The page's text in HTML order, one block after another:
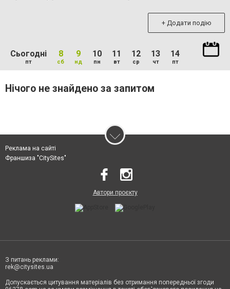
+ Додати подію
Сьогодні
пт
8
сб
9
нд
10
пн
11
вт
12
ср
13
чт
14
пт
Нічого не знайдено за запитом
Реклама на сайті
Франшиза "CitySites"
Автори проєкту
З питань реклами:
rek@citysites.ua
Допускається цитування матеріалів без отримання попередньої згоди